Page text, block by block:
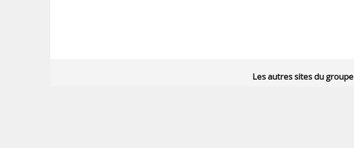
Les autres sites du groupe